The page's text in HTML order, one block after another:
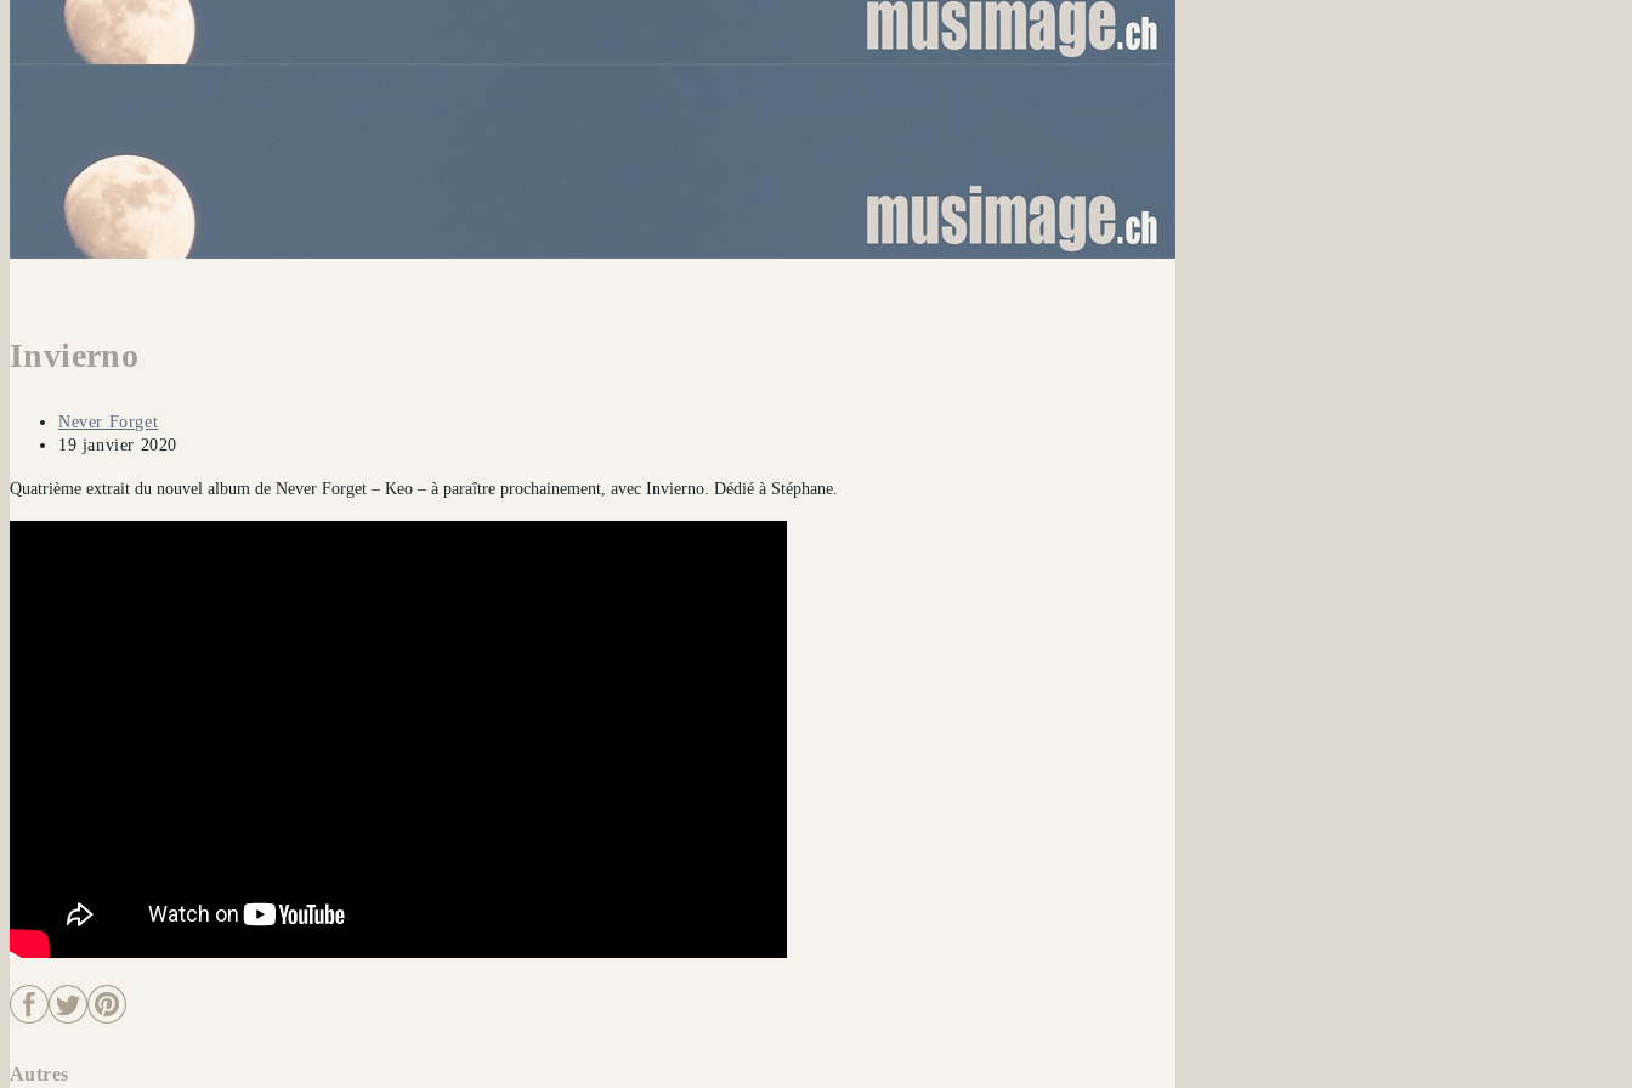
Invierno
Auteur/autrice
de
publication :
Never Forget
Publication
19 janvier 2020
Quatrième extrait du nouvel album de Never Forget – Keo – à paraître prochainement, avec Invierno. Dédié à Stéphane.
Autres